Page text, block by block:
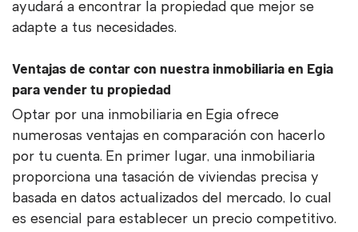
ayudará a encontrar la propiedad que mejor se
adapte a tus necesidades.
Ventajas de contar con nuestra inmobiliaria en Egia
para vender tu propiedad
Optar por una inmobiliaria en Egia ofrece
numerosas ventajas en comparación con hacerlo
por tu cuenta. En primer lugar, una inmobiliaria
proporciona una tasación de viviendas precisa y
basada en datos actualizados del mercado, lo cual
es esencial para establecer un precio competitivo.